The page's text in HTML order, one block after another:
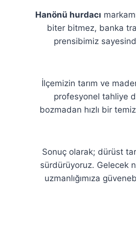
Hanönü hurdacı
biter bitmez, banka
prensibimiz
İlçemizin tarım ve
profesyonel tahliye
bozmadan hızlı bir
Sonuç olarak; dürüst
sürdürüyoruz. Gelecek
uzmanlığımıza